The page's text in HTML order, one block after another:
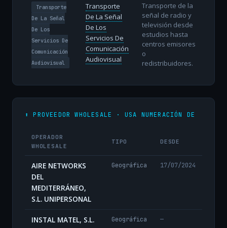
Transporte
De La Señal
De Los
Servicios De
Comunicación
Audiovisual
Transporte
De La Señal
De Los
Servicios De
Comunicación
Audiovisual
Transporte de la
señal de radio y
televisión desde
estudios hasta
centros emisores
o
redistribuidores.
⬆️ PROVEEDOR WHOLESALE · USA NUMERACIÓN DE
OPERADOR
WHOLESALE
TIPO DESDE
AIRE NETWORKS
DEL
MEDITERRÁNEO,
S.L. UNIPERSONAL
Geográfica 17/07/2024
INSTAL MATEL, S.L. Geográfica —